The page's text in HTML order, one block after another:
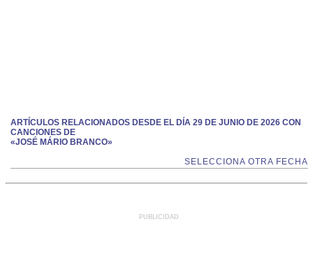
ARTÍCULOS RELACIONADOS DESDE EL DÍA 29 DE JUNIO DE 2026 CON
CANCIONES DE
«JOSÉ MÁRIO BRANCO»
SELECCIONA OTRA FECHA
PUBLICIDAD